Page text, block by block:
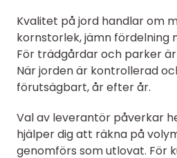
Kvalitet på jord handlar om
kornstorlek, jämn fördelning
För trädgårdar och parker
När jorden är kontrollerad
förutsägbart, år efter år.
Val av leverantör påverkar
hjälper dig att räkna på
genomförs som utlovat. För